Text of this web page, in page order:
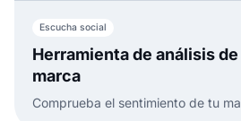
Escucha social
Herramienta de análisis
marca
Comprueba el sentimiento de tu